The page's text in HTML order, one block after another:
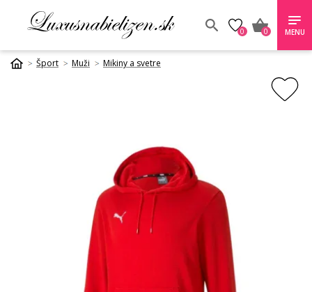
0 0 MENU
Šport Muži Mikiny a svetre